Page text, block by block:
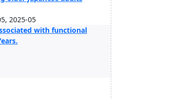
2025-05
with functional